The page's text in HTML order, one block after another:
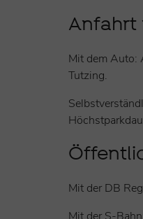
Anfahrt
Mit dem Auto:
Tutzing.
Mit der DB